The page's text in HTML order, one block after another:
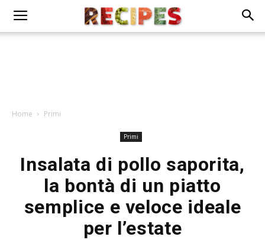
Home Primi
Primi
Insalata di pollo saporita,
la bontà di un piatto
semplice e veloce ideale
per l’estate